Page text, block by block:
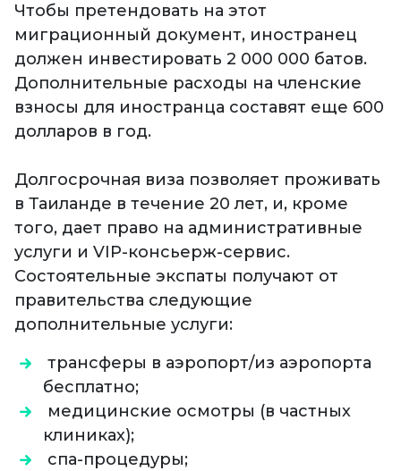
Чтобы претендовать на этот
миграционный документ, иностранец
должен инвестировать 2 000 000 батов.
Дополнительные расходы на членские
взносы для иностранца составят еще 600
долларов в год.
Долгосрочная виза позволяет проживать
в Таиланде в течение 20 лет, и, кроме
того, дает право на административные
услуги и VIP-консьерж-сервис.
Состоятельные экспаты получают от
правительства следующие
дополнительные услуги:
трансферы в аэропорт/из аэропорта
бесплатно;
медицинские осмотры (в частных
клиниках);
спа-процедуры;